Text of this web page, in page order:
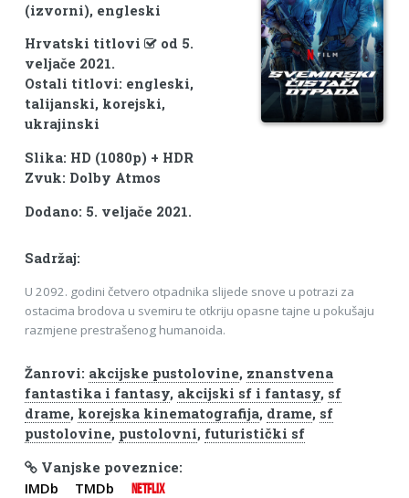
(izvorni), engleski
Hrvatski titlovi
od 5.
veljače 2021.
Ostali titlovi: engleski,
talijanski, korejski,
ukrajinski
Slika: HD (1080p) + HDR
Zvuk: Dolby Atmos
Dodano: 5. veljače 2021.
Sadržaj:
U 2092. godini četvero otpadnika slijede snove u potrazi za
ostacima brodova u svemiru te otkriju opasne tajne u pokušaju
razmjene prestrašenog humanoida.
Žanrovi: akcijske pustolovine, znanstvena
fantastika i fantasy, akcijski sf i fantasy, sf
drame, korejska kinematografija, drame, sf
pustolovine, pustolovni, futuristički sf
Vanjske poveznice:
IMDb TMDb NETFLIX